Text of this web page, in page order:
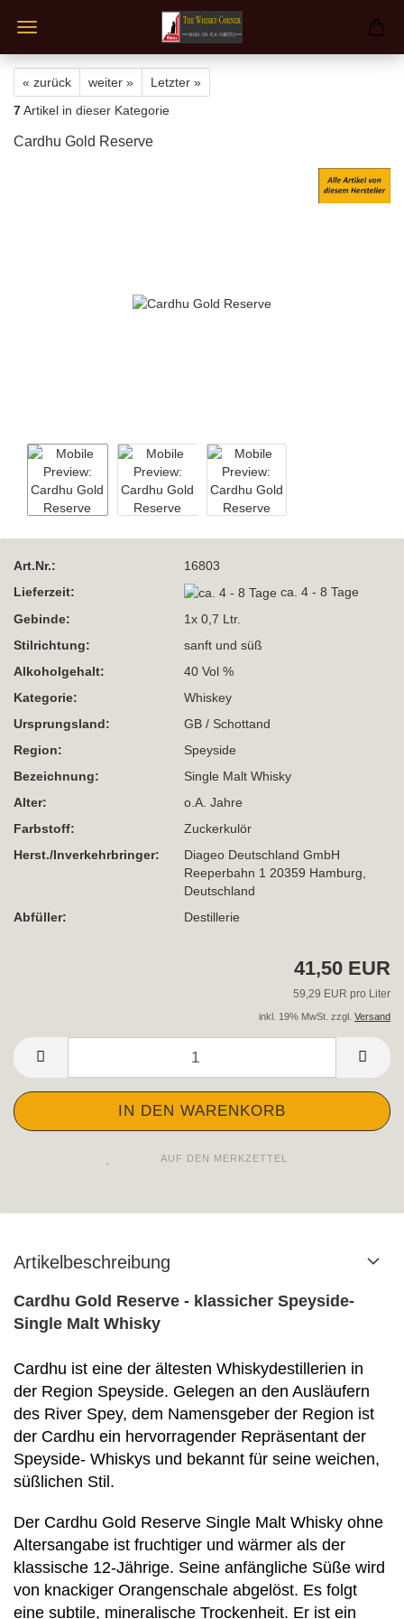
« zurück weiter »
Letzter »
7Artikel in dieser Kategorie
Cardhu Gold Reserve
Art.Nr.:
16803
Lieferzeit:
ca. 4 - 8 Tage
Gebinde:
1x 0,7 Ltr.
Stilrichtung:
sanft und süß
Alkoholgehalt:
40 Vol %
Kategorie:
Whiskey
Ursprungsland:
GB / Schottand
Region:
Speyside
Bezeichnung:
Single Malt Whisky
Alter:
o.A. Jahre
Farbstoff:
Zuckerkulör
Herst./Inverkehrbringer:
Diageo Deutschland GmbH
Reeperbahn 1 20359 Hamburg,
Deutschland
Abfüller:
Destillerie
41,50 EUR
59,29 EUR pro Liter
inkl. 19% MwSt. zzgl. Versand
AUF DEN MERKZETTEL
Artikelbeschreibung
Cardhu Gold Reserve - klassicher Speyside-
Single Malt Whisky
Cardhu ist eine der ältesten Whiskydestillerien in
der Region Speyside. Gelegen an den Ausläufern
des River Spey, dem Namensgeber der Region ist
der Cardhu ein hervorragender Repräsentant der
Speyside- Whiskys und bekannt für seine weichen,
süßlichen Stil.
Der Cardhu Gold Reserve Single Malt Whisky ohne
Altersangabe ist fruchtiger und wärmer als der
klassische 12-Jährige. Seine anfängliche Süße wird
von knackiger Orangenschale abgelöst. Es folgt
eine subtile, mineralische Trockenheit. Er ist ein